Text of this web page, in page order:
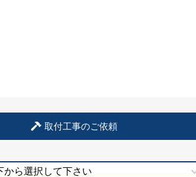
取付工事のご依頼
から選択して下さい